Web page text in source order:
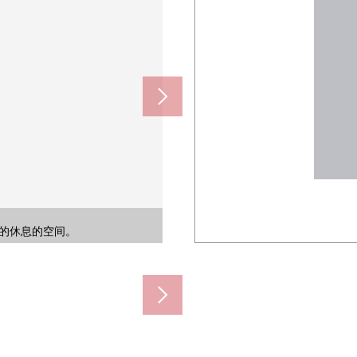
休息的空间。
、东武东上线下赤冢站步行11
敞的LDK。
个LDK。
LDK空间。
的设计。
话也兴奋起来。
厨房放心。
的空间。
简单。
个面积。
洗脸空间。
东西类也和感觉清醒平息。
。
天的洗衣。
厕所
清醒的设计。
空间。
演空间。
式房间。
收纳。
用的储藏室
活使用空间。
储藏室空白
用。
间。
间的房型。
的阳台
空间。
洗的门口。
印象。
门口空间。
觉清醒保持门口。
机
口空间
能性的门柱
口周围。
直射日光以及风雨，花粉保护
赏花以及郊游。
行车的移动也顺利。
约210m)
240m)
740m)